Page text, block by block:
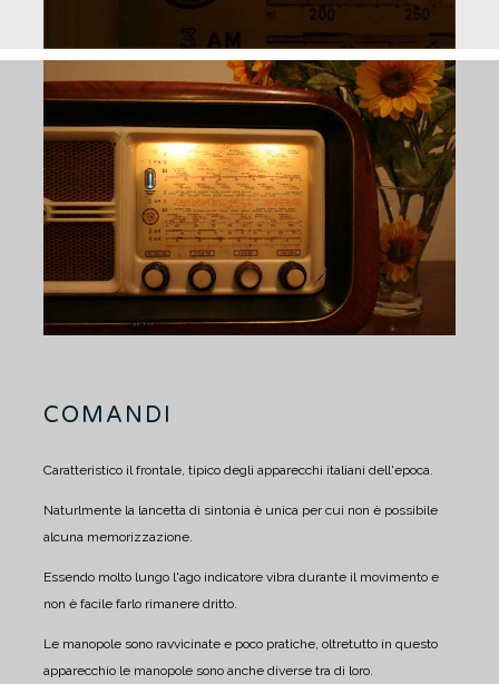
COMANDI
Caratteristico il frontale, tipico degli apparecchi italiani dell'epoca.
Naturlmente la lancetta di sintonia è unica per cui non è possibile
alcuna memorizzazione.
Essendo molto lungo l'ago indicatore vibra durante il movimento e
non è facile farlo rimanere dritto.
Le manopole sono ravvicinate e poco pratiche, oltretutto in questo
apparecchio le manopole sono anche diverse tra di loro.